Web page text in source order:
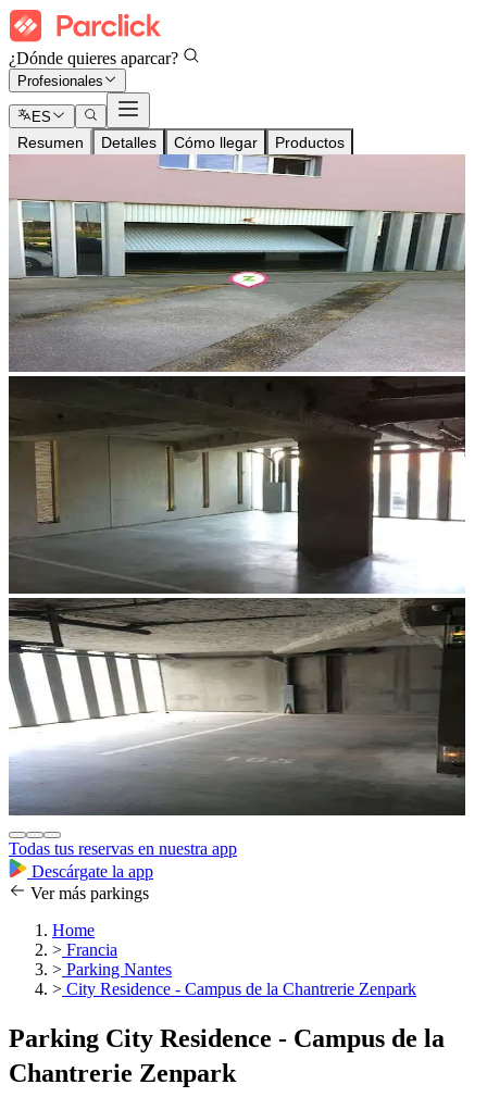
¿Dónde quieres aparcar?
Profesionales
ES
Resumen Detalles Cómo llegar Productos
Todas tus reservas en nuestra app
Descárgate la app
Ver más parkings
Home
> Francia
> Parking Nantes
> City Residence - Campus de la Chantrerie Zenpark
Parking City Residence - Campus de la
Chantrerie Zenpark